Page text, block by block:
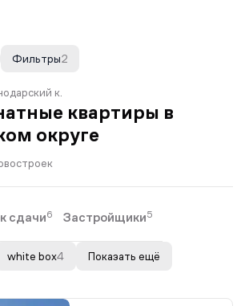
2
Фильтры
к.
квартиры в
округе
сдачи6 Застройщики5
white box4 Показать ещё